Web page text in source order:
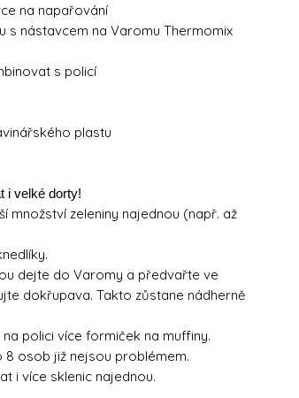
na napařování
s nástavcem na Varomu Thermomix
s policí
plastu
i velké dorty!
množství zeleniny najednou (např. až
dejte do Varomy a předvařte ve
dokřupava. Takto zůstane nádherně
polici více formiček na muffiny.
osob již nejsou problémem.
i více sklenic najednou.